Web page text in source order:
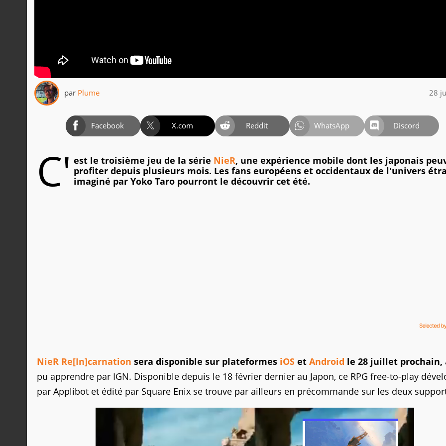
par Plume 28
Facebook X.com Reddit WhatsApp Discord
C' est le troisième jeu de la série NieR, une expérience mobile dont les japonais
profiter depuis plusieurs mois. Les fans européens et occidentaux de l'univers
imaginé par Yoko Taro pourront le découvrir cet été.
NieR Re[In]carnation sera disponible sur plateformes iOS et Android le 28 juillet prochain,
pu apprendre par IGN. Disponible depuis le 18 février dernier au Japon, ce RPG free-to-play
par Applibot et édité par Square Enix se trouve par ailleurs en précommande sur les deux